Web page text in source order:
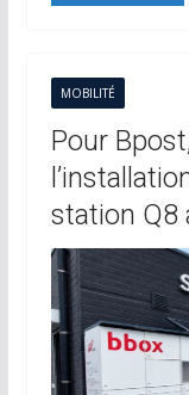
MOBILITÉ
Pour
station Q8